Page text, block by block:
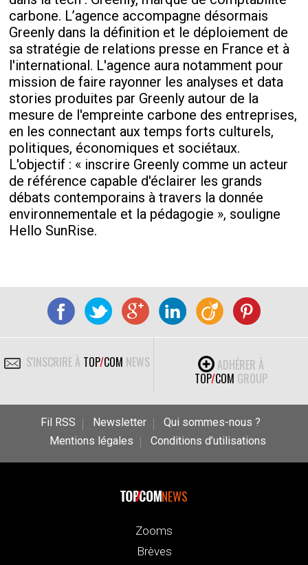
carbone. L’agence accompagne désormais
Greenly dans la définition et le déploiement de
sa stratégie de relations presse en France et à
l'international. L'agence aura notamment pour
mission de faire rayonner les analyses et data
stories produites par Greenly autour de la
mesure de l'empreinte carbone des entreprises,
en les connectant aux temps forts culturels,
politiques, économiques et sociétaux.
L'objectif : « inscrire Greenly comme un acteur
de référence capable d'éclairer les grands
débats contemporains à travers la donnée
environnementale et la pédagogie », souligne
Hello SunRise.
S'INSCRIRE À TOP/COM NEWS
ADHÉRER À
TOP/COM GROUP
Fil RSS Newsletter
Qui sommes-nous ?
Mentions légales
Conditions d’utilisations
NEWS
Zooms
Brèves